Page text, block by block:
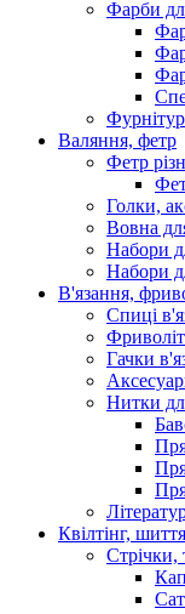
Фарби
Валяння, фетр
Фетр
Голки,
Вовна
Набори
Набори
В'язання,
Спиці
Гачки
Нитки
Квілтінг, шиття
Стрічки,